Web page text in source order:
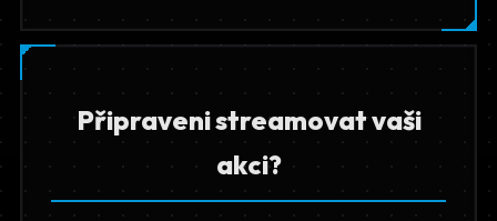
Připraveni streamovat vaši
akci?